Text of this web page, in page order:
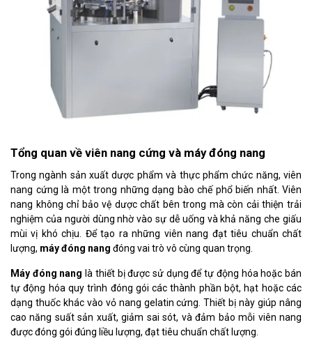
Tổng quan về viên nang cứng và máy đóng nang
Trong ngành sản xuất dược phẩm và thực phẩm chức năng, viên
nang cứng là một trong những dạng bào chế phổ biến nhất. Viên
nang không chỉ bảo vệ dược chất bên trong mà còn cải thiện trải
nghiệm của người dùng nhờ vào sự dễ uống và khả năng che giấu
mùi vị khó chịu. Để tạo ra những viên nang đạt tiêu chuẩn chất
lượng, máy đóng nang đóng vai trò vô cùng quan trọng.
Máy đóng nang là thiết bị được sử dụng để tự động hóa hoặc bán
tự động hóa quy trình đóng gói các thành phần bột, hạt hoặc các
dạng thuốc khác vào vỏ nang gelatin cứng. Thiết bị này giúp nâng
cao năng suất sản xuất, giảm sai sót, và đảm bảo mỗi viên nang
được đóng gói đúng liều lượng, đạt tiêu chuẩn chất lượng.